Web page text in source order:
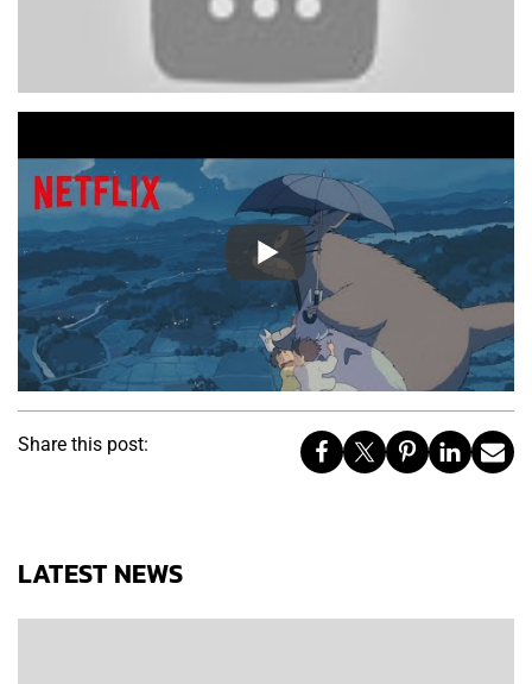
Share this post:
LATEST NEWS